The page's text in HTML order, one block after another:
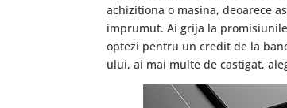
achizitiona o masina, deoarece
imprumut. Ai grija la
optezi pentru un credit de la
ului, ai mai multe de castigat,